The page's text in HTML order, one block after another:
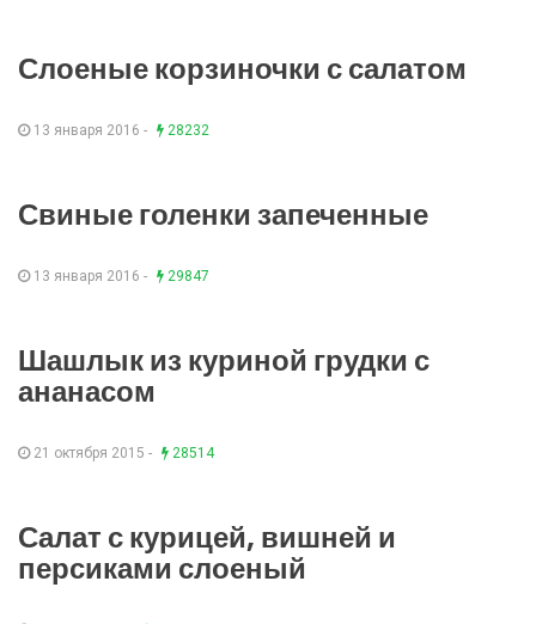
Слоеные корзиночки с салатом
13 января 2016 - 28232
Свиные голенки запеченные
13 января 2016 - 29847
Шашлык из куриной грудки с
ананасом
21 октября 2015 - 28514
Салат с курицей, вишней и
персиками слоеный